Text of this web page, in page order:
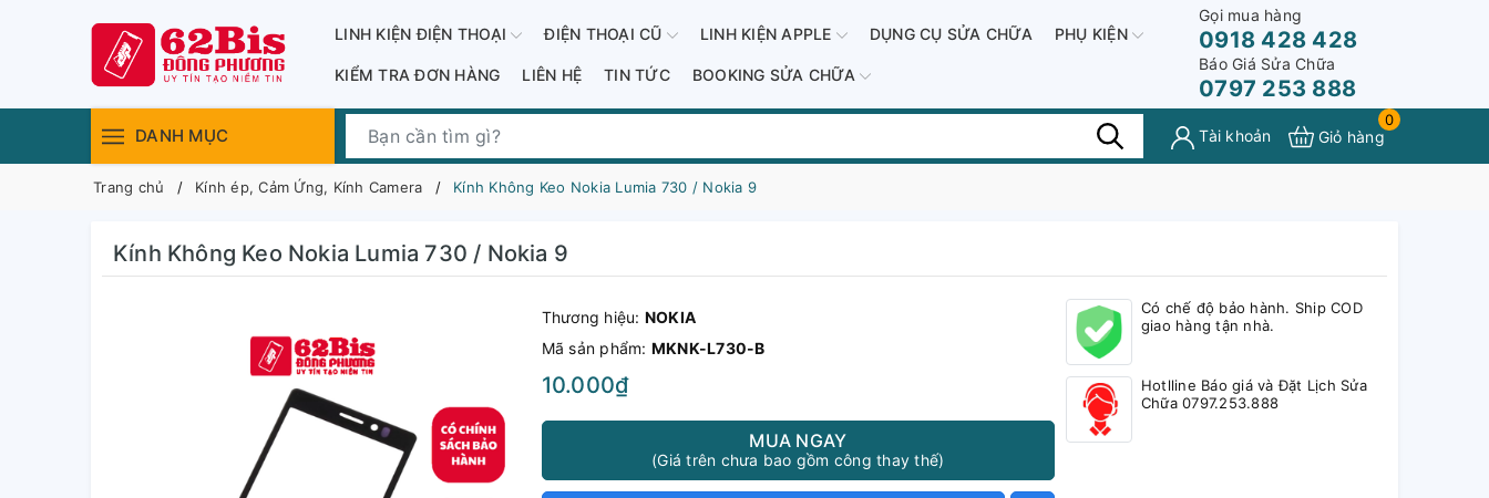
LINH KIỆN ĐIỆN THOẠI ĐIỆN THOẠI CŨ LINH KIỆN APPLE DỤNG CỤ SỬA CHỮA PHỤ KIỆN
KIỂM TRA ĐƠN HÀNG LIÊN HỆ TIN TỨC BOOKING SỬA CHỮA
Gọi mua hàng
0918 428 428
Báo Giá Sửa Chữa
0797 253 888
DANH MỤC Tài khoản
0
Giỏ hàng
Trang chủ Kính ép, Cảm Ứng, Kính Camera Kính Không Keo Nokia Lumia 730 / Nokia 9
Kính Không Keo Nokia Lumia 730 / Nokia 9
Thương hiệu: NOKIA
Mã sản phẩm: MKNK-L730-B
10.000₫
MUA NGAY
(Giá trên chưa bao gồm công thay thế)
Có chế độ bảo hành. Ship COD
giao hàng tận nhà.
Hotlline Báo giá và Đặt Lịch Sửa
Chữa 0797.253.888